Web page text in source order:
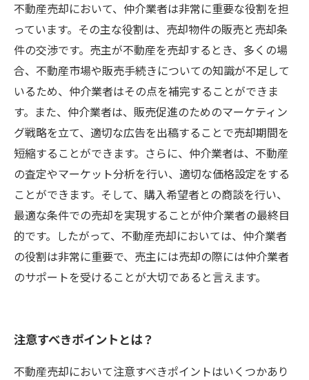
不動産売却において、仲介業者は非常に重要な役割を担
っています。その主な役割は、売却物件の販売と売却条
件の交渉です。売主が不動産を売却するとき、多くの場
合、不動産市場や販売手続きについての知識が不足して
いるため、仲介業者はその点を補完することができま
す。また、仲介業者は、販売促進のためのマーケティン
グ戦略を立て、適切な広告を出稿することで売却期間を
短縮することができます。さらに、仲介業者は、不動産
の査定やマーケット分析を行い、適切な価格設定をする
ことができます。そして、購入希望者との商談を行い、
最適な条件での売却を実現することが仲介業者の最終目
的です。したがって、不動産売却においては、仲介業者
の役割は非常に重要で、売主には売却の際には仲介業者
のサポートを受けることが大切であると言えます。
注意すべきポイントとは？
不動産売却において注意すべきポイントはいくつかあり